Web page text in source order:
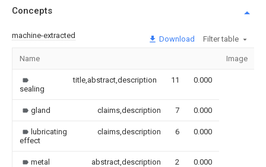
Concepts
machine-extracted Download Filter table
Name Image
sealing
title,abstract,description 11 0.000
gland claims,description 7 0.000
lubricating
effect
claims,description 6 0.000
metal abstract,description 2 0.000